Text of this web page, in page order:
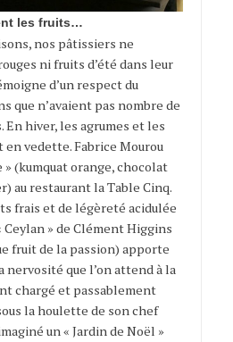
les fruits…
nos pâtissiers ne
ni fruits d’été dans leur
d’un respect du
que n’avaient pas nombre de
En hiver, les agrumes et les
vedette. Fabrice Mourou
(kumquat orange, chocolat
au restaurant la Table Cinq.
frais et de légèreté acidulée
» de Clément Higgins
fruit de la passion) apporte
que l’on attend à la
chargé et passablement
la houlette de son chef
un « Jardin de Noël »